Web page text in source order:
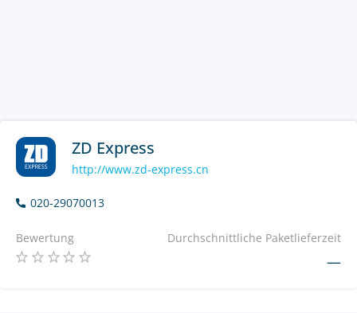
ZD Express
http://www.zd-express.cn
020-29070013
Bewertung Durchschnittliche Paketlieferzeit
—